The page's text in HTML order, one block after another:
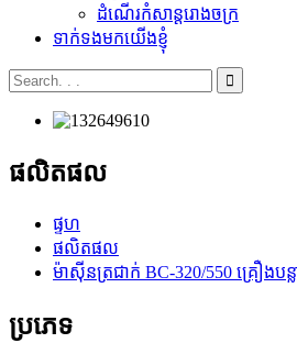
ដំណើរកំសាន្តរោងចក្រ
ទាក់ទងមកយើងខ្ញុំ
ផលិតផល
ផ្ទហ
ផលិតផល
ម៉ាស៊ីនត្រជាក់ BC-320/550 គ្រឿងបន្
ប្រភេទ